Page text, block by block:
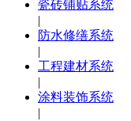
瓷砖铺贴系统
|
防水修缮系统
|
工程建材系统
|
涂料装饰系统
|